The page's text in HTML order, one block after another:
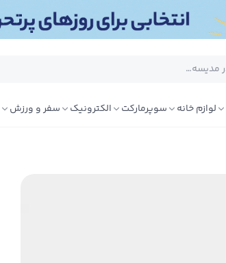
لوازم خانه سوپرمارکت الکترونیک سفر و ورزش